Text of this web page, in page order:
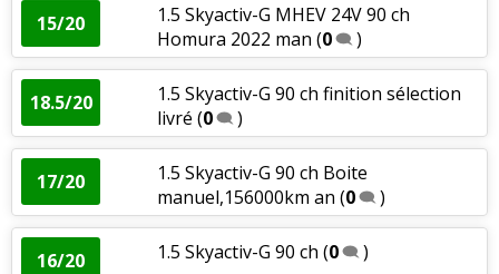
15/20
1.5 Skyactiv-G MHEV 24V 90 ch
Homura 2022 man (0 )
18.5/20
1.5 Skyactiv-G 90 ch finition sélection
livré (0 )
17/20
1.5 Skyactiv-G 90 ch Boite
manuel,156000km an (0 )
16/20 1.5 Skyactiv-G 90 ch (0 )